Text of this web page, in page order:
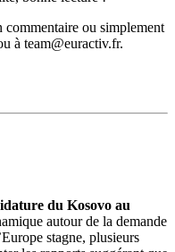
ou simplement
à team@euractiv.fr.
du Kosovo au
autour de la demande
stagne, plusieurs